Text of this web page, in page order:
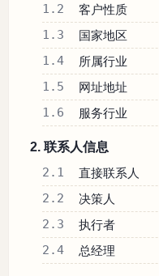
1.2 客户性质
1.3 国家地区
1.4 所属行业
1.5 网址地址
1.6 服务行业
2. 联系人信息
2.1 直接联系人
2.2 决策人
2.3 执行者
2.4 总经理